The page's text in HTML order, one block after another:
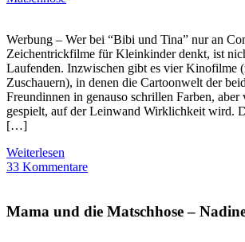
Werbung – Wer bei “Bibi und Tina” nur an
Zeichentrickfilme für Kleinkinder denkt, ist
Laufenden. Inzwischen gibt es vier Kinofilme
Zuschauern), in denen die Cartoonwelt der
Freundinnen in genauso schrillen Farben, aber
gespielt, auf der Leinwand Wirklichkeit wird.
[…]
Weiterlesen
33 Kommentare
Mama und die Matschhose –